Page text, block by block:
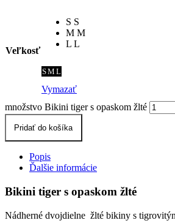
Veľkosť
S S
M M
L L
SM L
Vymazať
množstvo Bikini tiger s opaskom žlté
Pridať do košíka
Popis
Ďalšie informácie
Bikini tiger s opaskom žlté
Nádherné dvojdielne žlté bikiny s